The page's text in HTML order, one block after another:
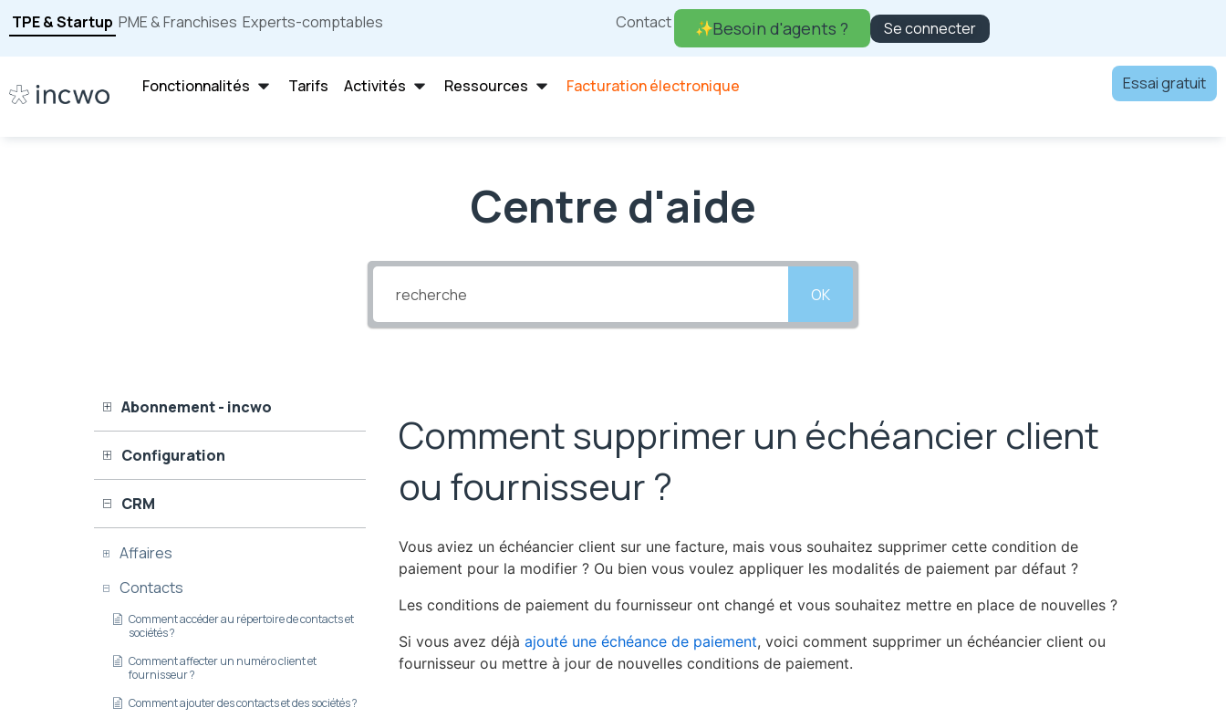
TPE & Startup PME & Franchises Experts-comptables Contact Se connecter
Besoin d'agents ?
Fonctionnalités Tarifs Activités Ressources Facturation électronique Essai gratuit
Centre d'aide
OK
Abonnement - incwo
Configuration
CRM
Affaires
Contacts
Comment accéder au répertoire de contacts et
sociétés ?
Comment affecter un numéro client et
fournisseur ?
Comment ajouter des contacts et des sociétés ?
Comment supprimer un échéancier client
ou fournisseur ?
Vous aviez un échéancier client sur une facture, mais vous souhaitez supprimer cette condition de
paiement pour la modifier ? Ou bien vous voulez appliquer les modalités de paiement par défaut ?
Les conditions de paiement du fournisseur ont changé et vous souhaitez mettre en place de nouvelles ?
Si vous avez déjà ajouté une échéance de paiement, voici comment supprimer un échéancier client ou
fournisseur ou mettre à jour de nouvelles conditions de paiement.